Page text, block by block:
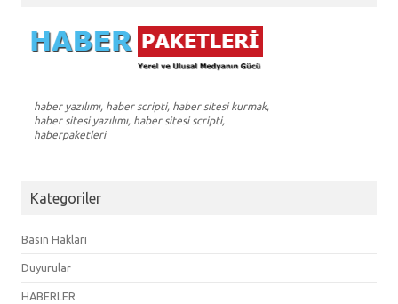
haber yazılımı, haber scripti, haber sitesi kurmak,
haber sitesi yazılımı, haber sitesi scripti,
haberpaketleri
Kategoriler
Basın Hakları
Duyurular
HABERLER